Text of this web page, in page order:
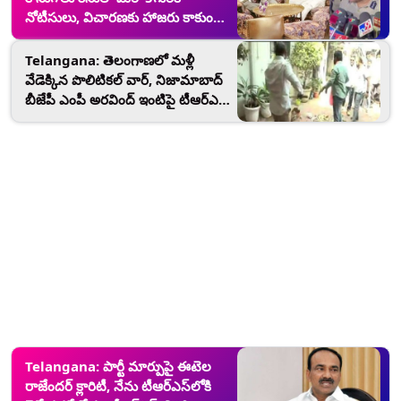
నోటీసులు, విచారణకు హాజరు కాకుంటే
అరెస్ట్‌ చేస్తామని హెచ్చరికలు జారీ చేసిన
సిట్
Telangana: తెలంగాణలో మళ్లీ
వేడెక్కిన పొలిటికల్‌ వార్‌, నిజామాబాద్‌
బీజేపీ ఎంపీ అరవింద్‌ ఇంటిపై టీఆర్ఎస్
Telangana: పార్టీ మార్పుపై ఈటెల
రాజేందర్ క్లారిటీ, నేను టీఆర్ఎస్‌లోకి